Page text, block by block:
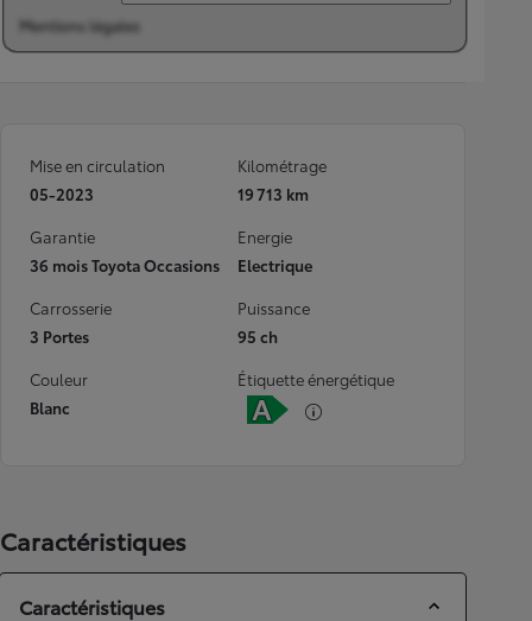
Mentions légales
Mise en circulation
05-2023
Kilométrage
19 713 km
Garantie
36 mois Toyota Occasions
Energie
Electrique
Carrosserie
3 Portes
Puissance
95 ch
Couleur
Blanc
Étiquette énergétique
Caractéristiques
Caractéristiques